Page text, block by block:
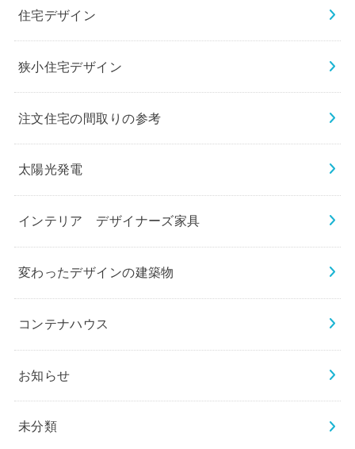
住宅デザイン
狭小住宅デザイン
注文住宅の間取りの参考
太陽光発電
インテリア デザイナーズ家具
変わったデザインの建築物
コンテナハウス
お知らせ
未分類